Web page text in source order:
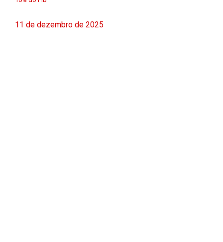
11 de dezembro de 2025